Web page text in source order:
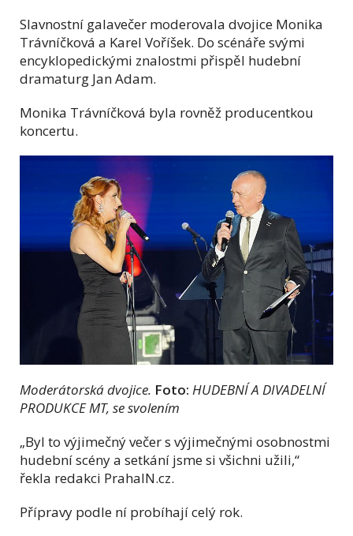
Slavnostní galavečer moderovala dvojice Monika
Trávníčková a Karel Voříšek. Do scénáře svými
encyklopedickými znalostmi přispěl hudební
dramaturg Jan Adam.
Monika Trávníčková byla rovněž producentkou
koncertu.
Moderátorská dvojice. Foto: HUDEBNÍ A DIVADELNÍ
PRODUKCE MT, se svolením
„Byl to výjimečný večer s výjimečnými osobnostmi
hudební scény a setkání jsme si všichni užili,“
řekla redakci PrahaIN.cz.
Přípravy podle ní probíhají celý rok.